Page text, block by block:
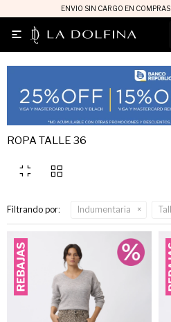
ENVIO SIN CARGO EN

ROPA TALLE 36
fullscreen_exit grid_view
Filtrando por: Indumentaria